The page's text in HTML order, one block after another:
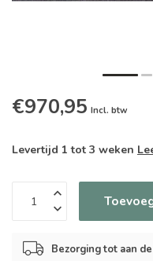
€970,95 Incl. btw
Levertijd 1 tot 3 weken
Bezorging tot aan